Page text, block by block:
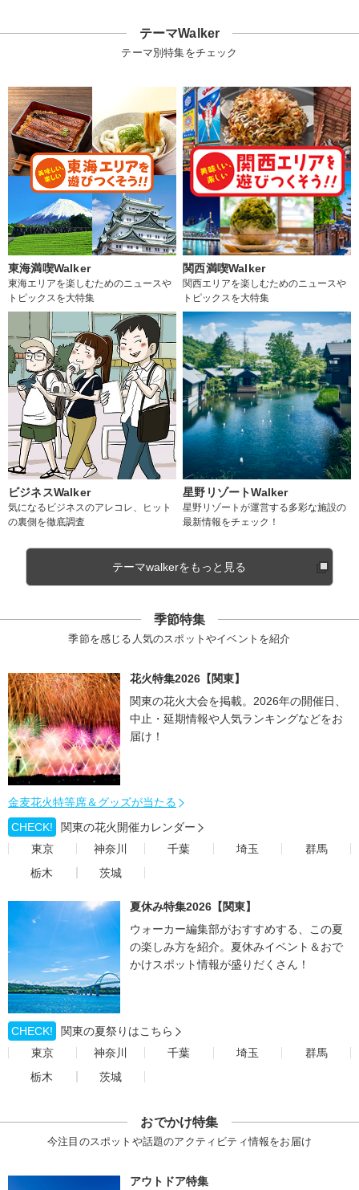
テーマWalker
テーマ別特集をチェック
東海満喫Walker
東海エリアを楽しむためのニュースや
トピックスを大特集
関西満喫Walker
関西エリアを楽しむためのニュースや
トピックスを大特集
ビジネスWalker
気になるビジネスのアレコレ、ヒット
の裏側を徹底調査
星野リゾートWalker
星野リゾートが運営する多彩な施設の
最新情報をチェック！
テーマwalkerをもっと見る
季節特集
季節を感じる人気のスポットやイベントを紹介
花火特集2026【関東】
関東の花火大会を掲載。2026年の開催日、
中止・延期情報や人気ランキングなどをお
届け！
金麦花火特等席＆グッズが当たる
CHECK!
関東の花火開催カレンダー
東京
神奈川 千葉 埼玉
群馬
栃木
茨城
夏休み特集2026【関東】
ウォーカー編集部がおすすめする、この夏
の楽しみ方を紹介。夏休みイベント＆おで
かけスポット情報が盛りだくさん！
CHECK!
関東の夏祭りはこちら
東京
神奈川 千葉 埼玉
群馬
栃木
茨城
おでかけ特集
今注目のスポットや話題のアクティビティ情報をお届け
アウトドア特集